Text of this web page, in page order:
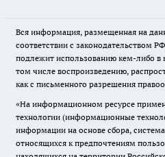
Вся информация, размещенная на
соответствии с законодательством
подлежит использованию кем-либо
том числе воспроизведению,
как с письменного разрешения
«На информационном ресурсе
технологии (информационные
информации на основе сбора,
относящихся к предпочтениям